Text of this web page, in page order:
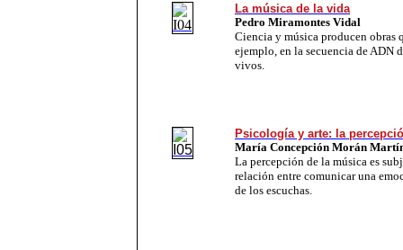
La música de la vida
Pedro Miramontes Vidal
Ciencia y música producen obras
ejemplo, en la secuencia de ADN
vivos.
Psicología y arte: la
María Concepción Morán
La percepción de la música es
relación entre comunicar una
de los escuchas.